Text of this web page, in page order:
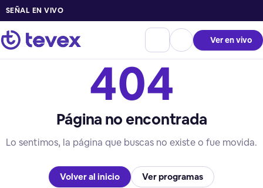
SEÑAL EN VIVO
Ver en vivo
404
Página no encontrada
Lo sentimos, la página que buscas no existe o fue movida.
Volver al inicio Ver programas